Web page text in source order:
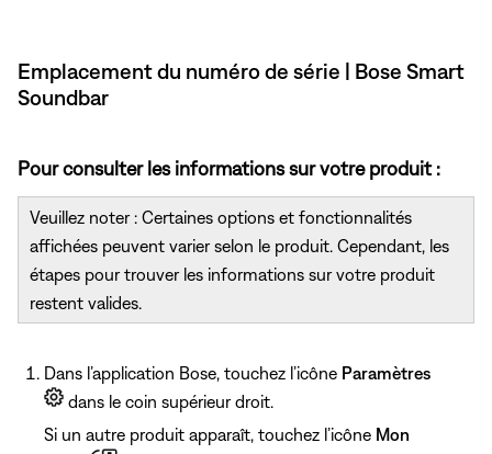
Emplacement du numéro de série | Bose Smart
Soundbar
Pour consulter les informations sur votre produit :
Veuillez noter : Certaines options et fonctionnalités
affichées peuvent varier selon le produit. Cependant, les
étapes pour trouver les informations sur votre produit
restent valides.
Dans l’application Bose, touchez l’icône Paramètres
dans le coin supérieur droit.
Si un autre produit apparaît, touchez l’icône Mon